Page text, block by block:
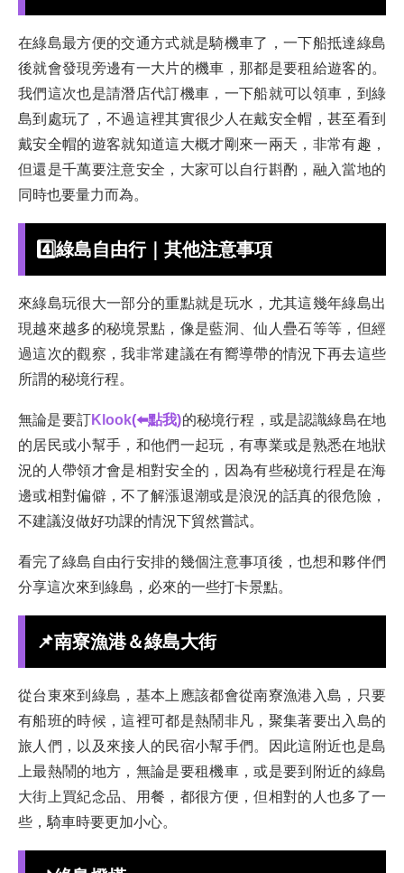
在綠島最方便的交通方式就是騎機車了，一下船抵達綠島
後就會發現旁邊有一大片的機車，那都是要租給遊客的。
我們這次也是請潛店代訂機車，一下船就可以領車，到綠
島到處玩了，不過這裡其實很少人在戴安全帽，甚至看到
戴安全帽的遊客就知道這大概才剛來一兩天，非常有趣，
但還是千萬要注意安全，大家可以自行斟酌，融入當地的
同時也要量力而為。
4️⃣綠島自由行｜其他注意事項
來綠島玩很大一部分的重點就是玩水，尤其這幾年綠島出
現越來越多的秘境景點，像是藍洞、仙人疊石等等，但經
過這次的觀察，我非常建議在有嚮導帶的情況下再去這些
所謂的秘境行程。
無論是要訂K look(⬅️點我)的秘境行程，或是認識綠島在地
的居民或小幫手，和他們一起玩，有專業或是熟悉在地狀
況的人帶領才會是相對安全的，因為有些秘境行程是在海
邊或相對偏僻，不了解漲退潮或是浪況的話真的很危險，
不建議沒做好功課的情況下貿然嘗試。
看完了綠島自由行安排的幾個注意事項後，也想和夥伴們
分享這次來到綠島，必來的一些打卡景點。
📌南寮漁港＆綠島大街
從台東來到綠島，基本上應該都會從南寮漁港入島，只要
有船班的時候，這裡可都是熱鬧非凡，聚集著要出入島的
旅人們，以及來接人的民宿小幫手們。因此這附近也是島
上最熱鬧的地方，無論是要租機車，或是要到附近的綠島
大街上買紀念品、用餐，都很方便，但相對的人也多了一
些，騎車時要更加小心。